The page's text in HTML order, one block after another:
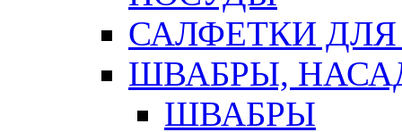
САЛФЕТКИ
ШВАБРЫ,
ШВАБРЫ